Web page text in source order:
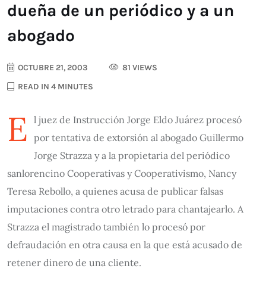
dueña de un periódico y a un
abogado
OCTUBRE 21, 2003
81 VIEWS
READ IN 4 MINUTES
E l juez de Instrucción Jorge Eldo Juárez procesó
por tentativa de extorsión al abogado Guillermo
Jorge Strazza y a la propietaria del periódico
sanlorencino Cooperativas y Cooperativismo, Nancy
Teresa Rebollo, a quienes acusa de publicar falsas
imputaciones contra otro letrado para chantajearlo. A
Strazza el magistrado también lo procesó por
defraudación en otra causa en la que está acusado de
retener dinero de una cliente.